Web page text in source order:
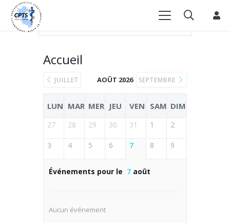
Events - CPTS Pays de Grasse
Accueil
JUILLET AOÛT 2026 SEPTEMBRE
LUN MAR MER JEU VEN SAM DIM
27 28 29 30 31 1 2
3 4 5 6 7 8 9
Événements pour le 7 août
Aucun événement